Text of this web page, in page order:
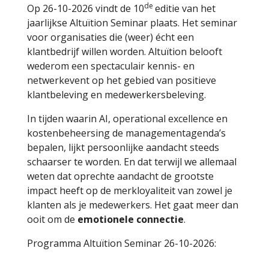
Op 26-10-2026 vindt de 10de editie van het
jaarlijkse Altuïtion Seminar plaats. Het seminar
voor organisaties die (weer) écht een
klantbedrijf willen worden. Altuïtion belooft
wederom een spectaculair kennis- en
netwerkevent op het gebied van positieve
klantbeleving en medewerkersbeleving.
In tijden waarin AI, operational excellence en
kostenbeheersing de managementagenda’s
bepalen, lijkt persoonlijke aandacht steeds
schaarser te worden. En dat terwijl we allemaal
weten dat oprechte aandacht de grootste
impact heeft op de merkloyaliteit van zowel je
klanten als je medewerkers. Het gaat meer dan
ooit om de emotionele connectie.
Programma Altuïtion Seminar 26-10-2026: